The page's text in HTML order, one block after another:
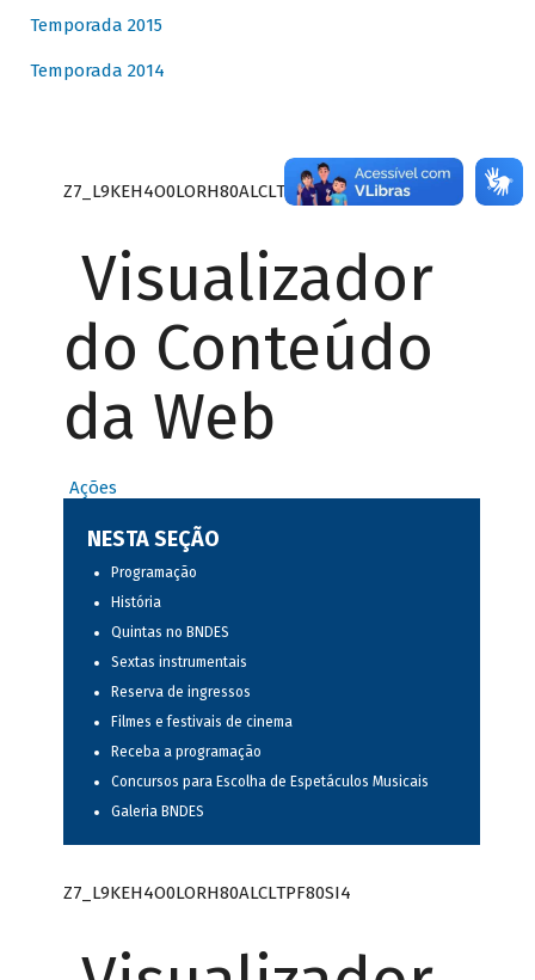
Temporada 2015
Temporada 2014
Z7_L9KEH4O0LORH80ALCLTPF80S27
Visualizador
do Conteúdo
da Web
Ações
NESTA SEÇÃO
Programação
História
Quintas no BNDES
Sextas instrumentais
Reserva de ingressos
Filmes e festivais de cinema
Receba a programação
Concursos para Escolha de Espetáculos Musicais
Galeria BNDES
Z7_L9KEH4O0LORH80ALCLTPF80SI4